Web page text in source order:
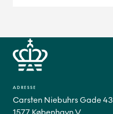
ADRESSE
Carsten Niebuhrs Gade 43